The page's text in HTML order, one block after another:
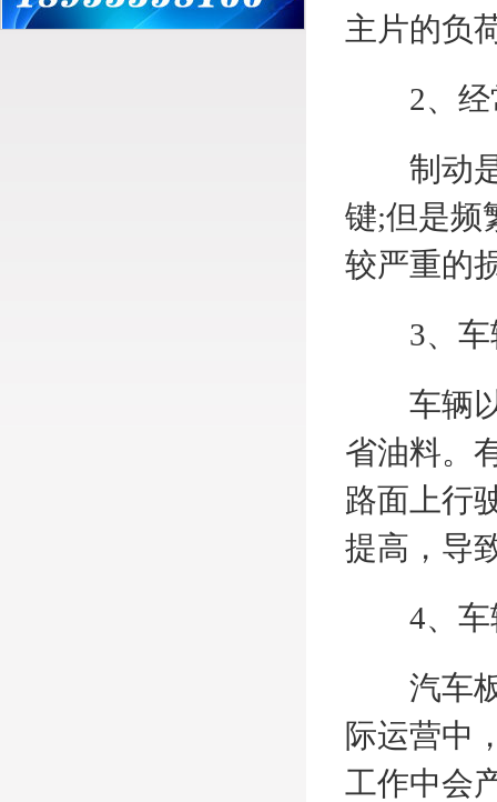
主片的负
2、经
制动是
键;但是频
较严重的
3、车
车辆以
省油料。
路面上行
提高，导
4、车
汽车板
际运营中
工作中会